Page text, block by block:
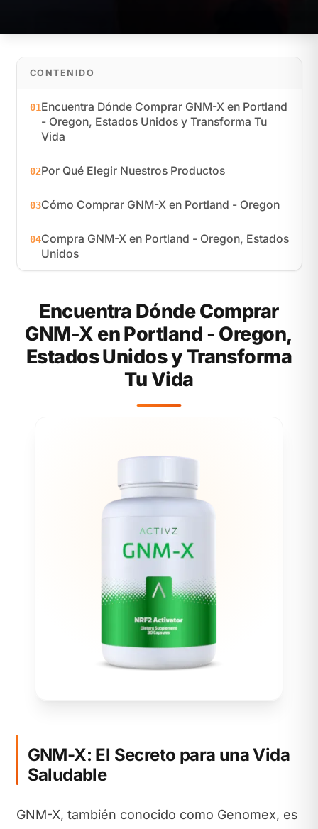
CONTENIDO
01Encuentra Dónde Comprar GNM-X en Portland
- Oregon, Estados Unidos y Transforma Tu
Vida
02Por Qué Elegir Nuestros Productos
03Cómo Comprar GNM-X en Portland - Oregon
04Compra GNM-X en Portland - Oregon, Estados
Unidos
Encuentra Dónde Comprar
GNM-X en Portland - Oregon,
Estados Unidos y Transforma
Tu Vida
GNM-X: El Secreto para una Vida
Saludable
GNM-X, también conocido como Genomex, es